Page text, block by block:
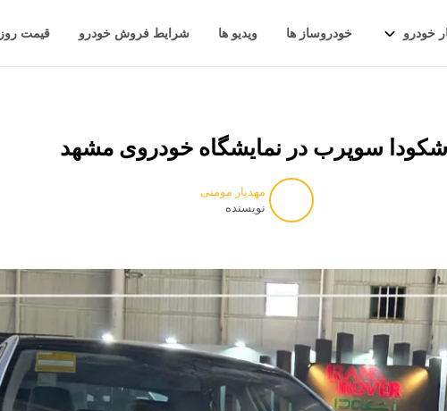
خودرو خودروساز ها ویدیو ها شرایط فروش خودرو قیمت
اشکودا سوپرب در نمایشگاه خودروی مشهد
مهدیار مومنی
نویسنده